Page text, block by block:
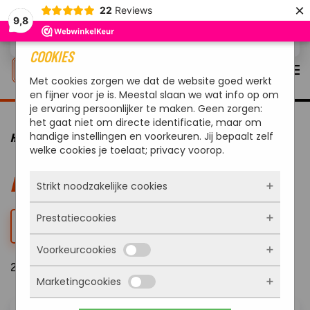
9,8
22 Reviews ×
Overslaan en naar de inhoud gaan
HOME BBQ ACCESSOIRES BBQ PIZZA TOOLS
BBQ PIZZA TOOLS
FILTER
29 Resultaten
COOKIES
Met cookies zorgen we dat de website goed werkt
en fijner voor je is. Meestal slaan we wat info op om
je ervaring persoonlijker te maken. Geen zorgen:
het gaat niet om directe identificatie, maar om
handige instellingen en voorkeuren. Jij bepaalt zelf
welke cookies je toelaat; privacy voorop.
Strikt noodzakelijke cookies
Deze cookies zorgen ervoor dat de website
überhaupt werkt. Ze zijn dus altijd actief en
kunnen niet worden uitgezet. Meestal worden
ze alleen geplaatst als jij iets doet, zoals
inloggen, een formulier invullen of je
privacyvoorkeuren opslaan. Je kunt je browser
zo instellen dat hij deze cookies blokkeert of je
Prestatiecookies
Met deze cookies zien we hoe vaak onze site
bezocht wordt, waar bezoekers vandaan
komen en welke pagina’s populair zijn. Zo
kunnen we de website blijven verbeteren.
Voorkeurcookies
Deze cookies onthouden jouw voorkeuren.
Bijvoorbeeld taalkeuze of ingevulde gegevens.
Marketingcookies